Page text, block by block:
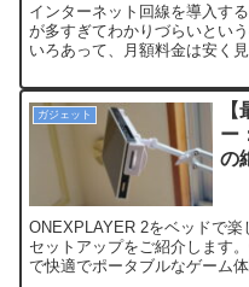
インターネット回線を導入す
が多すぎてわかりづらいとい
いろあって、月額料金は安く
かなか難しい。IIJmio光を契
最安光回線になる？実際に申
ガジェット
ー
の
ONEXPLAYER 2をベッドで
セットアップをご紹介します
で快適でポータブルなゲーム